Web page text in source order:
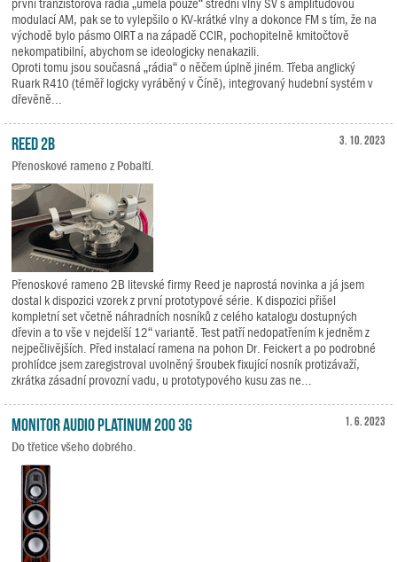
první tranzistorová rádia „uměla pouze“ střední vlny SV s amplitudovou
modulací AM, pak se to vylepšilo o KV-krátké vlny a dokonce FM s tím, že na
východě bylo pásmo OIRT a na západě CCIR, pochopitelně kmitočtově
nekompatibilní, abychom se ideologicky nenakazili.
Oproti tomu jsou současná „rádia“ o něčem úplně jiném. Třeba anglický
Ruark R410 (téměř logicky vyráběný v Číně), integrovaný hudební systém v
dřevěně...
3. 10. 2023
Reed 2B
Přenoskové rameno z Pobaltí.
Přenoskové rameno 2B litevské firmy Reed je naprostá novinka a já jsem
dostal k dispozici vzorek z první prototypové série. K dispozici přišel
kompletní set včetně náhradních nosníků z celého katalogu dostupných
dřevin a to vše v nejdelší 12“ variantě. Test patří nedopatřením k jedněm z
nejpečlivějších. Před instalací ramena na pohon Dr. Feickert a po podrobné
prohlídce jsem zaregistroval uvolněný šroubek fixující nosník protizávaží,
zkrátka zásadní provozní vadu, u prototypového kusu zas ne...
1. 6. 2023
Monitor Audio Platinum 200 3G
Do třetice všeho dobrého.